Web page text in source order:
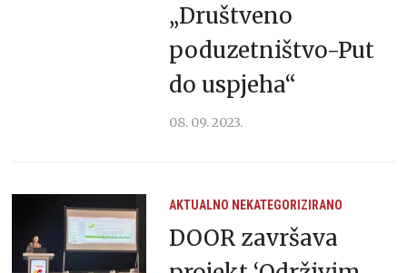
„Društveno
poduzetništvo-Put
do uspjeha“
08. 09. 2023.
AKTUALNO NEKATEGORIZIRANO
DOOR završava